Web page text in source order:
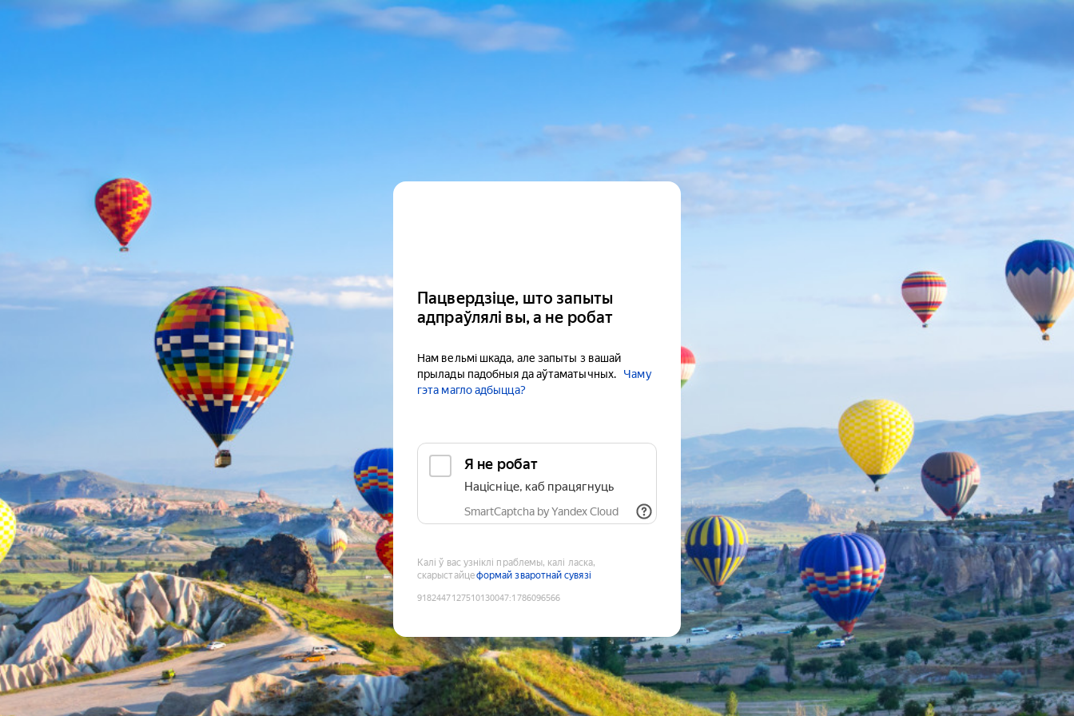
Пацвердзіце, што запыты
адпраўлялі вы, а не робат
Нам вельмі шкада, але запыты з вашай
прылады падобныя да аўтаматычных.
Чаму
гэта магло адбыцца?
Я не робат
Націсніце, каб працягнуць
SmartCaptcha by Yandex Cloud
Калі ў вас узніклі праблемы, калі ласка,
скарыстайцеформай зваротнай сувязі
9182447127510130047:1786096566